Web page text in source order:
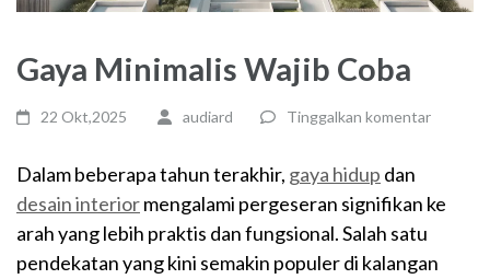
Gaya Minimalis Wajib Coba
22 Okt,2025 audiard Tinggalkan komentar
Dalam beberapa tahun terakhir, gaya hidup dan
desain interiormengalami pergeseran signifikan ke
arah yang lebih praktis dan fungsional. Salah satu
pendekatan yang kini semakin populer di kalangan